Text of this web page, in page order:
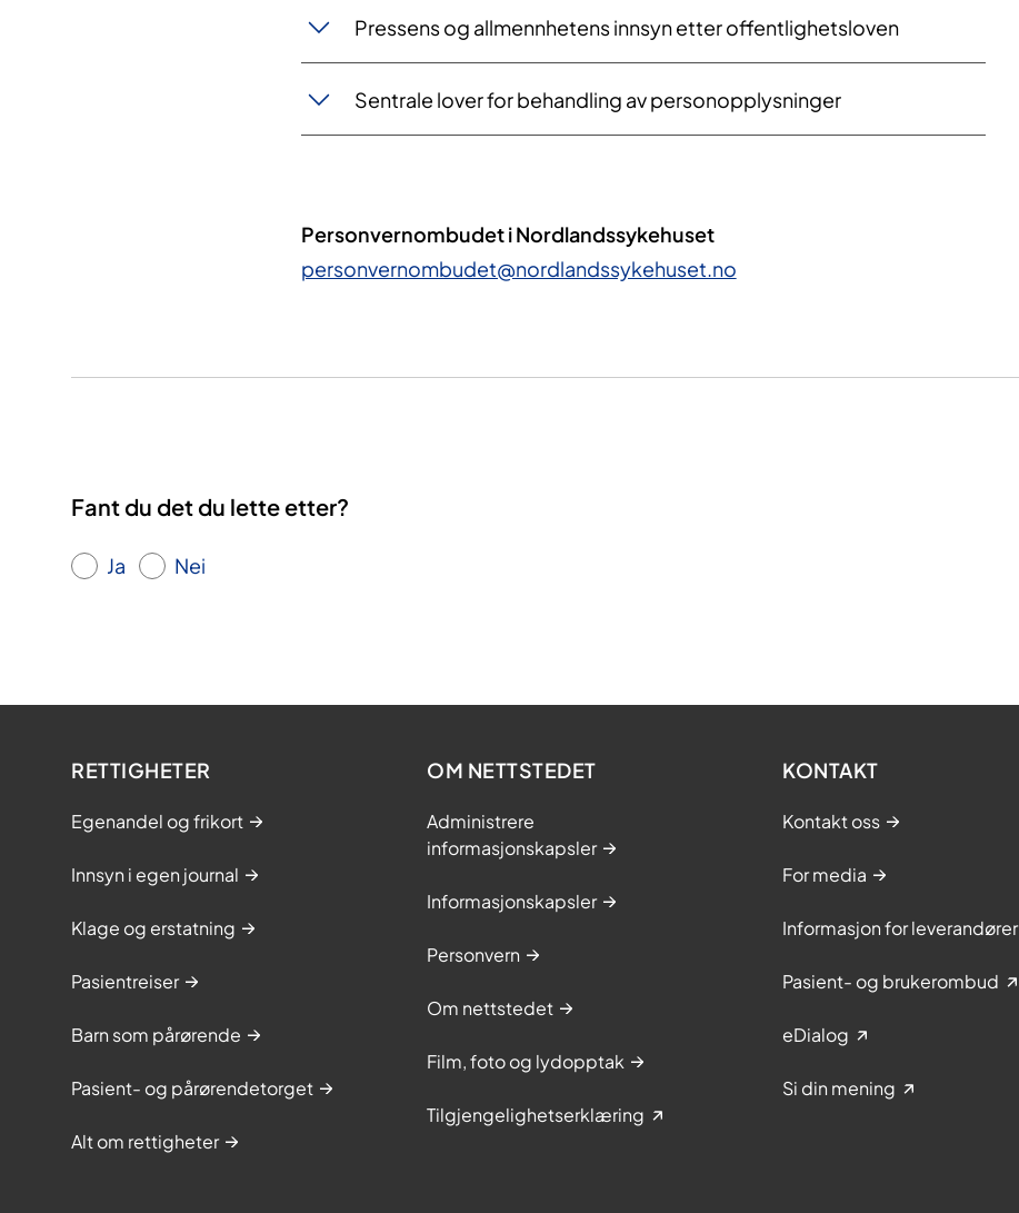
Pressens og allmennhetens innsyn etter offentlighetsloven
Sentrale lover for behandling av personopplysninger
Personvernombudet i Nordlandssykehuset
personvernombudet@nordlandssykehuset.no
Fant du det du lette etter?
Ja Nei
RETTIGHETER
Egenandel og frikort
Innsyn i egen journal
Klage og erstatning
Pasientreiser
Barn som pårørende
Pasient- og pårørendetorget
Alt om rettigheter
OM NETTSTEDET
Administrere
informasjonskapsler
Informasjonskapsler
Personvern
Om nettstedet
Film, foto og lydopptak
Tilgjengelighetserklæring
KONTAKT
Kontakt oss
For media
Informasjon for leverandører
Pasient- og brukerombud
eDialog
Si din mening